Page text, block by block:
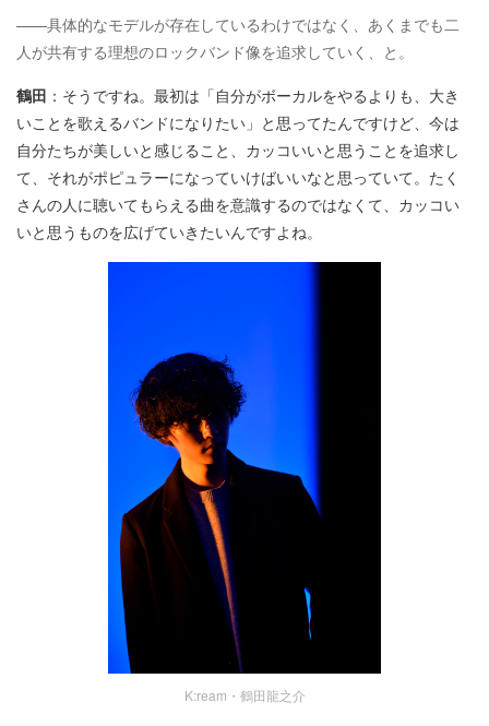
——具体的なモデルが存在しているわけではなく、あくまでも二
人が共有する理想のロックバンド像を追求していく、と。
鶴田 ：そうですね。最初は「自分がボーカルをやるよりも、大き
いことを歌えるバンドになりたい」と思ってたんですけど、今は
自分たちが美しいと感じること、カッコいいと思うことを追求し
て、それがポピュラーになっていけばいいなと思っていて。たく
さんの人に聴いてもらえる曲を意識するのではなくて、カッコい
いと思うものを広げていきたいんですよね。
K:ream・鶴田龍之介